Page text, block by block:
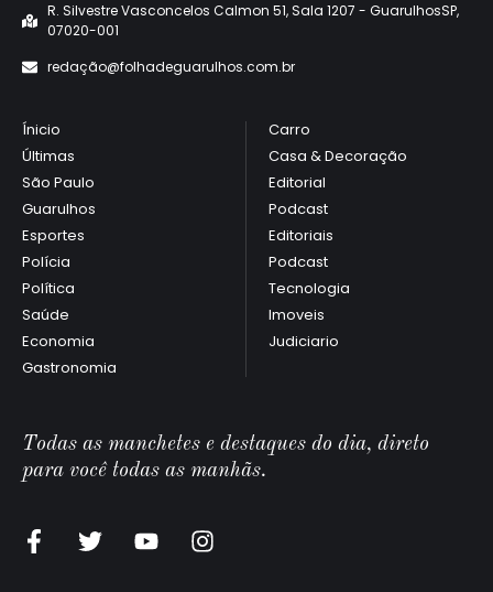
R. Silvestre Vasconcelos Calmon 51, Sala 1207 - GuarulhosSP,
07020-001
redação@folhadeguarulhos.com.br
Ínicio
Últimas
São Paulo
Guarulhos
Esportes
Polícia
Política
Saúde
Economia
Gastronomia
Carro
Casa & Decoração
Editorial
Podcast
Editoriais
Podcast
Tecnologia
Imoveis
Judiciario
Todas as manchetes e destaques do dia, direto
para você todas as manhãs.